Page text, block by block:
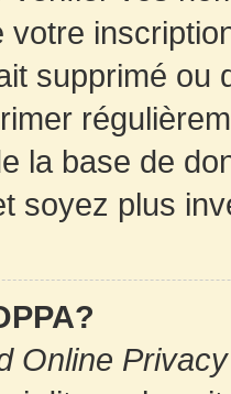
votre
supprimé
la base de
soyez plus
Online